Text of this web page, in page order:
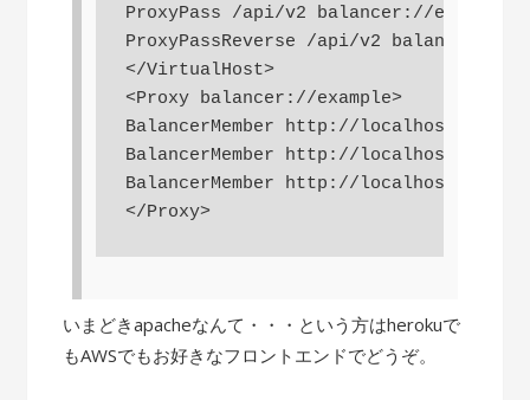
ProxyPass /api/v2 balancer://example
ProxyPassReverse /api/v2 balancer://
</VirtualHost>
<Proxy balancer://example>
BalancerMember http://localhost:3000
BalancerMember http://localhost:3001
BalancerMember http://localhost:3002
</Proxy>
いまどきapacheなんて・・・という方はherokuで
もAWSでもお好きなフロントエンドでどうぞ。